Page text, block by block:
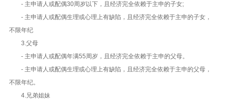
- 主申请人或配偶30周岁以下，且经济完全依赖于主申的子女;
- 主申请人或配偶生理或心理上有缺陷，且经济完全依赖于主申的子女，
不限年纪
3.父母
- 主申请人或配偶年满55周岁，且经济完全依赖于主申的父母。
- 主申请人或配偶生理或心理上有缺陷，且经济完全依赖于主申的父母，
不限年纪。
4.兄弟姐妹